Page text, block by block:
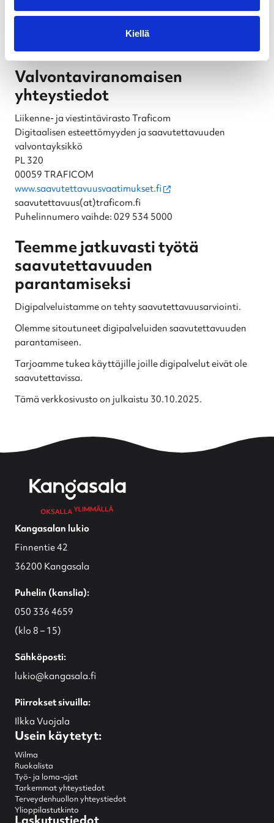
Kiellä
ikkunaan.
Traficomin sivulla kerrotaan tarkasti, miten ilmoituksen
voi tehdä ja miten asia käsitellään.
Valvontaviranomaisen
yhteystiedot
Liikenne- ja viestintävirasto Traficom
Digitaalisen esteettömyyden ja saavutettavuuden
valvontayksikkö
PL 320
00059 TRAFICOM
www.saavutettavuusvaatimukset.fi
saavutettavuus(at)traficom.fi
Puhelinnumero vaihde: 029 534 5000
Teemme jatkuvasti työtä
saavutettavuuden
parantamiseksi
Digipalveluistamme on tehty saavutettavuusarviointi.
Olemme sitoutuneet digipalveluiden saavutettavuuden
parantamiseen.
Tarjoamme tukea käyttäjille joille digipalvelut eivät ole
saavutettavissa.
Tämä verkkosivusto on julkaistu 30.10.2025.
Kangasalan lukio
Finnentie 42
36200 Kangasala
Puhelin (kanslia):
050 336 4659
(klo 8 – 15)
Sähköposti:
lukio@kangasala.fi
Piirrokset sivuilla:
Ilkka Vuojala
Usein käytetyt:
Wilma
Ruokalista
Työ- ja loma-ajat
Tarkemmat yhteystiedot
Terveydenhuollon yhteystiedot
Ylioppilastutkinto